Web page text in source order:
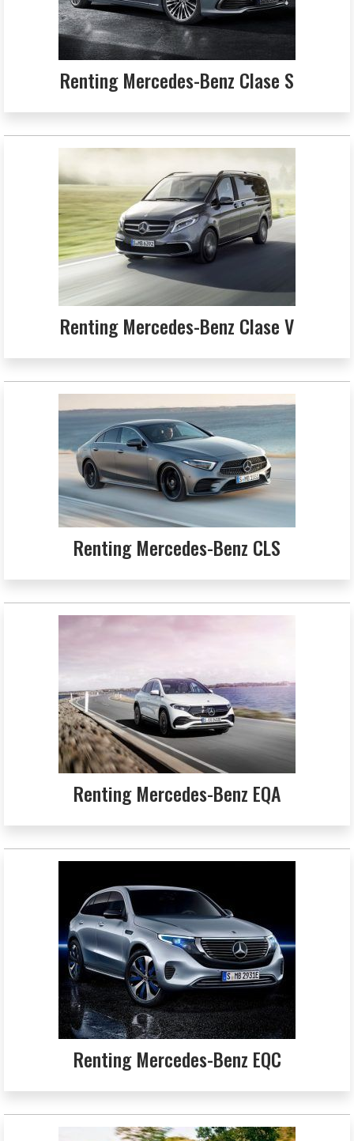
Renting Mercedes-Benz Clase S
Renting Mercedes-Benz Clase V
Renting Mercedes-Benz CLS
Renting Mercedes-Benz EQA
Renting Mercedes-Benz EQC